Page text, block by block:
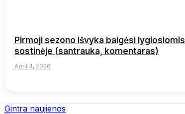
Pirmoji sezono išvyka baigėsi lygiosiomis
sostinėje (santrauka, komentaras)
April 4, 2026
Gintra naujienos